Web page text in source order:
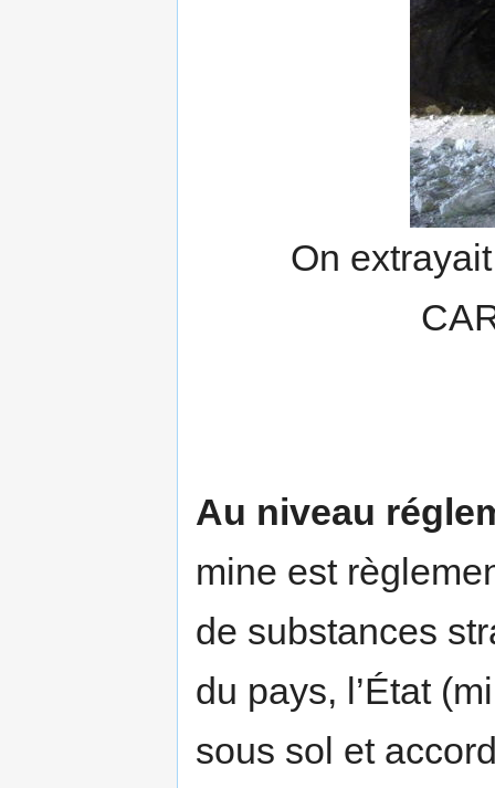
On
Au niveau
mine est
de substances
du pays, l’État
sous sol et